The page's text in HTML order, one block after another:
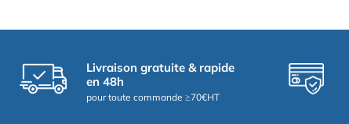
Livraison gratuite & rapide
en 48h
pour toute commande ≥70€HT